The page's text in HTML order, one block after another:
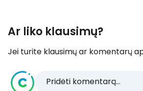
Ar liko klausimų?
Jei turite klausimų ar komentarų
Pridėti komentarą...